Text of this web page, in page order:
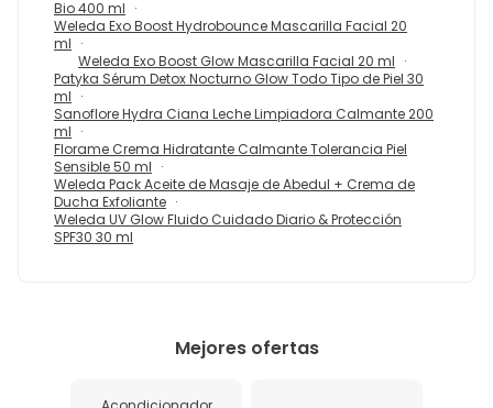
Bio 400 ml
Weleda Exo Boost Hydrobounce Mascarilla Facial 20
ml
Weleda Exo Boost Glow Mascarilla Facial 20 ml
Patyka Sérum Detox Nocturno Glow Todo Tipo de Piel 30
ml
Sanoflore Hydra Ciana Leche Limpiadora Calmante 200
ml
Florame Crema Hidratante Calmante Tolerancia Piel
Sensible 50 ml
Weleda Pack Aceite de Masaje de Abedul + Crema de
Ducha Exfoliante
Weleda UV Glow Fluido Cuidado Diario & Protección
SPF30 30 ml
Mejores ofertas